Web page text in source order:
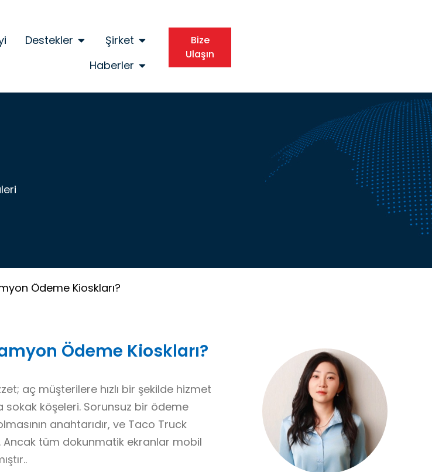
Destekler
Şirket
Haberler
Bize
Ulaşın
Ödeme Kioskları?
Ödeme Kioskları?
aç müşterilere hızlı bir şekilde hizmet
sokak köşeleri. Sorunsuz bir ödeme
anahtarıdır, ve Taco Truck
Ancak tüm dokunmatik ekranlar mobil